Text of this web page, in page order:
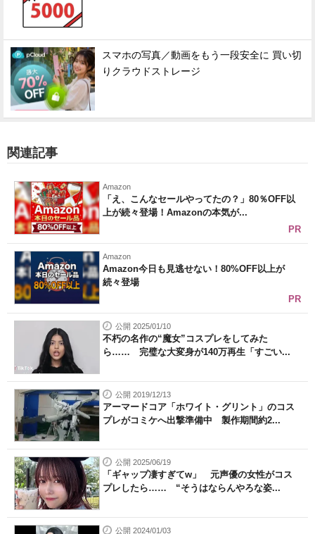
スマホの写真／動画をもう一段安全に 買い切
りクラウドストレージ
関連記事
Amazon
「え、こんなセールやってたの？」80％OFF以
上が続々登場！Amazonの本気が...
PR
Amazon
Amazon今日も見逃せない！80%OFF以上が
続々登場
PR
公開 2025/01/10
不朽の名作の“魔女”コスプレをしてみた
ら…… 完璧な大変身が140万再生「すごい...
公開 2019/12/13
アーマードコア「ホワイト・グリント」のコス
プレがコミケへ出撃準備中 製作期間約2...
公開 2025/06/19
「ギャップ凄すぎてw」 元声優の女性がコス
プレしたら…… “そうはならんやろな姿...
公開 2024/01/03